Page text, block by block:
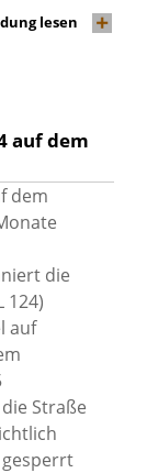
lesen
auf dem
dem
die
124)
auf
Straße